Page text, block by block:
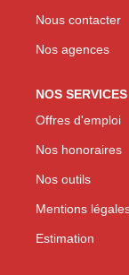
Nous contacter
Nos agences
NOS SERVICES
Offres d'emploi
Nos honoraires
Nos outils
Mentions
Estimation